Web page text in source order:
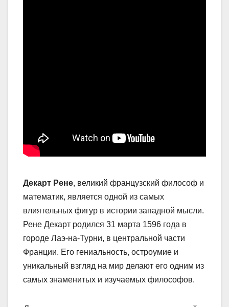
Декарт Рене, великий французский философ и
математик, является одной из самых
влиятельных фигур в истории западной мысли.
Рене Декарт родился 31 марта 1596 года в
городе Лаэ-на-Турни, в центральной части
Франции. Его гениальность, остроумие и
уникальный взгляд на мир делают его одним из
самых знаменитых и изучаемых философов.